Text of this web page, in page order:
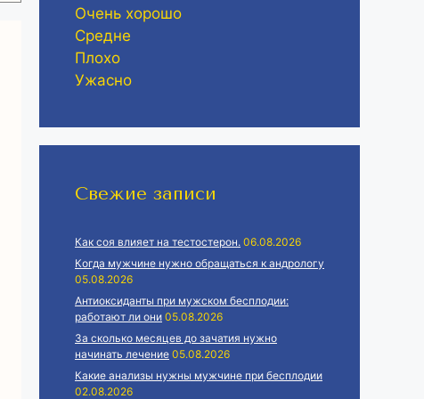
Очень хорошо
Средне
Плохо
Ужасно
Свежие записи
Как соя влияет на тестостерон. 06.08.2026
Когда мужчине нужно обращаться к андрологу
05.08.2026
Антиоксиданты при мужском бесплодии:
работают ли они 05.08.2026
За сколько месяцев до зачатия нужно
начинать лечение 05.08.2026
Какие анализы нужны мужчине при бесплодии
02.08.2026